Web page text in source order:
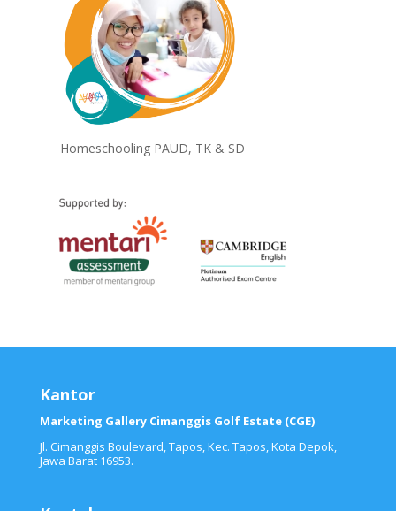
Homeschooling PAUD, TK & SD
Kantor
Marketing Gallery Cimanggis Golf Estate (CGE)
Jl. Cimanggis Boulevard, Tapos, Kec. Tapos, Kota Depok,
Jawa Barat 16953.